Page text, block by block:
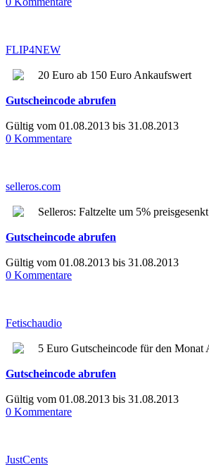
FLIP4NEW
20 Euro ab 150 Euro Ankaufswert
Gutscheincode abrufen
Gültig vom 01.08.2013 bis 31.08.2013
0 Kommentare
selleros.com
Selleros: Faltzelte um 5%
Gutscheincode abrufen
Gültig vom 01.08.2013 bis 31.08.2013
0 Kommentare
Fetischaudio
5 Euro Gutscheincode für den
Gutscheincode abrufen
Gültig vom 01.08.2013 bis 31.08.2013
0 Kommentare
JustCents